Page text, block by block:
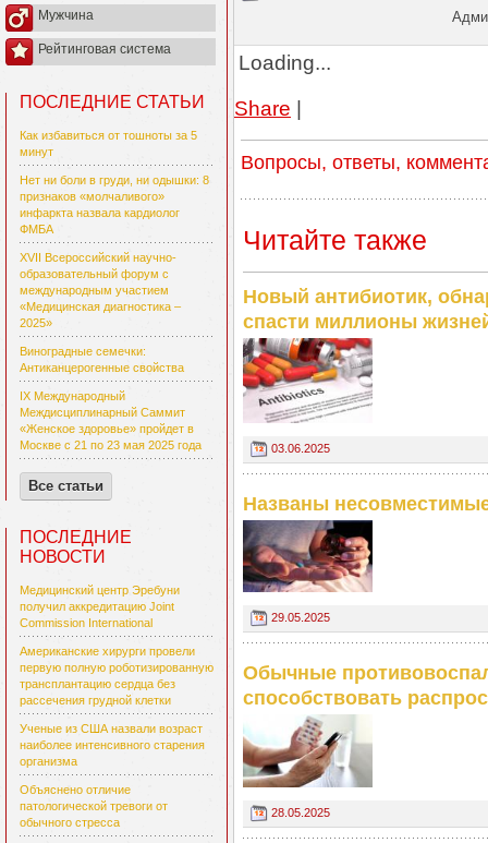
Мужчина
Рейтинговая система
ПОСЛЕДНИЕ СТАТЬИ
Как избавиться от тошноты за 5
минут
Нет ни боли в груди, ни одышки: 8
признаков «молчаливого»
инфаркта назвала кардиолог
ФМБА
XVII Всероссийский научно-
образовательный форум с
международным участием
«Медицинская диагностика –
2025»
Виноградные семечки:
Антиканцерогенные свойства
IX Международный
Междисциплинарный Саммит
«Женское здоровье» пройдет в
Москве с 21 по 23 мая 2025 года
Все статьи
ПОСЛЕДНИЕ
НОВОСТИ
Медицинский центр Эребуни
получил аккредитацию Joint
Commission International
Американские хирурги провели
первую полную роботизированную
трансплантацию сердца без
рассечения грудной клетки
Ученые из США назвали возраст
наиболее интенсивного старения
организма
Объяснено отличие
патологической тревоги от
обычного стресса
Loading...
Share |
Вопросы, ответы,
Читайте также
Новый антибиотик,
спасти миллионы
03.06.2025
Названы
29.05.2025
Обычные
способствовать
28.05.2025